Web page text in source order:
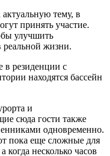
тему, в
принять участие.
улучшить
реальной жизни.
в резиденции с
находятся бассейн
и
сюда гости также
одновременно.
пока еще сложные для
несколько часов